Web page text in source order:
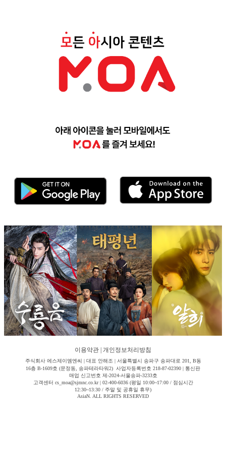
이용약관 개인정보처리방침
주식회사 에스제이엠엔씨 | 대표 안해조 | 서울특별시 송파구 송파대로 201, B동
16층 B-1609호 (문정동, 송파테라타워2) 사업자등록번호 218-87-02390 | 통신판
매업 신고번호 제-2024-서울송파-3233호
고객센터 cs_moa@sjmnc.co.kr | 02-400-6036 (평일 10:00~17:00 / 점심시간
12:30~13:30 / 주말 및 공휴일 휴무)
AsiaN. ALL RIGHTS RESERVED